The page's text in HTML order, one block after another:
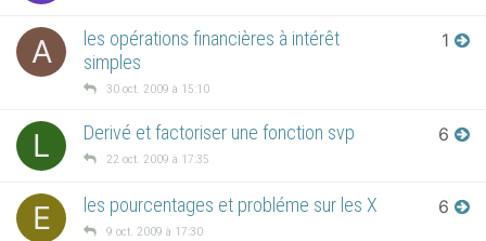
A
les opérations financières à intérêt
simples
30 oct. 2009 à 15:10
1
L Derivé et factoriser une fonction svp
22 oct. 2009 à 17:35
6
E les pourcentages et probléme sur les X
9 oct. 2009 à 17:30
6